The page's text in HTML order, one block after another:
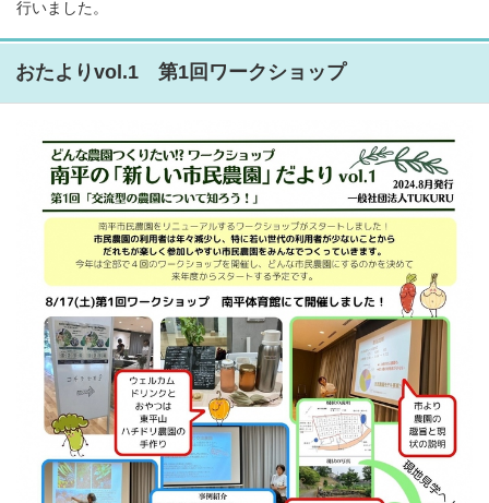
行いました。
おたよりvol.1 第1回ワークショップ